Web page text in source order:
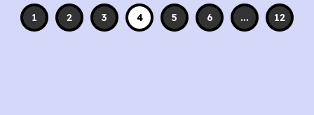
1 2 3 4 5 6 ... 12